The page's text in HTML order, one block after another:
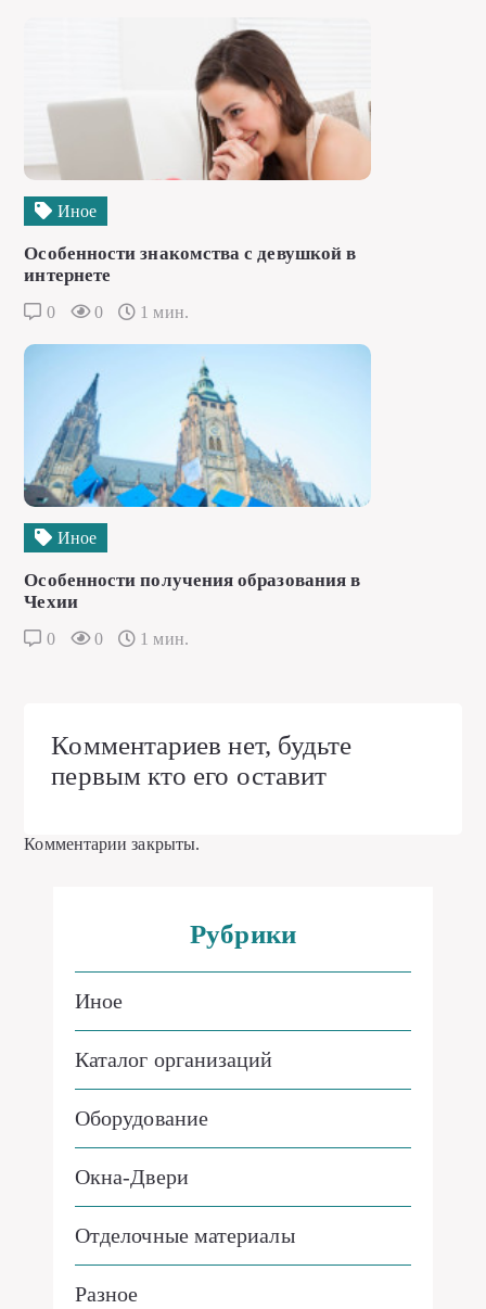
Иное
Особенности знакомства с девушкой в
интернете
0 0 1 мин.
Иное
Особенности получения образования в
Чехии
0 0 1 мин.
Комментариев нет, будьте
первым кто его оставит
Комментарии закрыты.
Рубрики
Иное
Каталог организаций
Оборудование
Окна-Двери
Отделочные материалы
Разное